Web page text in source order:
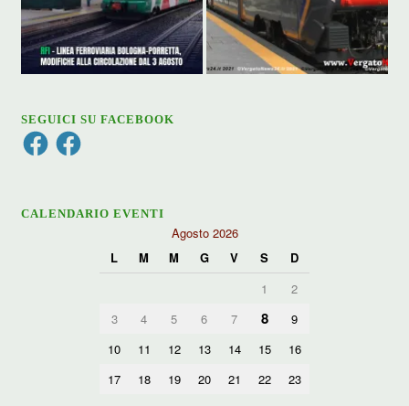
SEGUICI SU FACEBOOK
FacebookFacebook
CALENDARIO EVENTI
Agosto 2026
L
M M G V S
D
1
2
3
4 5 6 7 8
9
10
11 12 13 14 15
16
17
18 19 20 21 22
23